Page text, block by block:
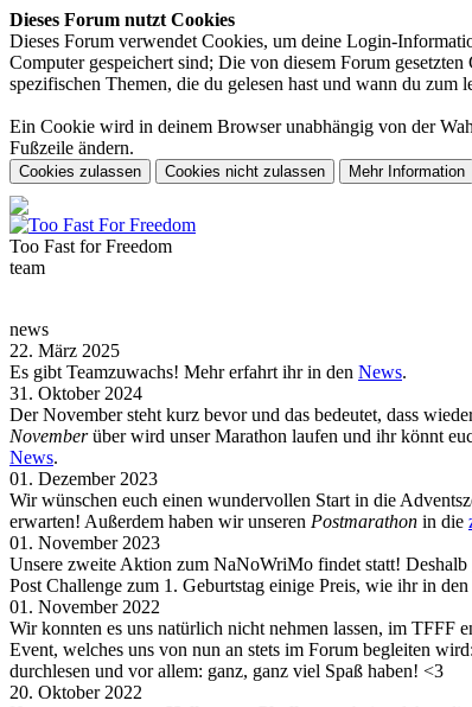
Dieses Forum nutzt Cookies
Dieses Forum verwendet Cookies, um deine Login-
Computer gespeichert sind; Die von diesem Forum
spezifischen Themen, die du gelesen hast und wann du zum
Ein Cookie wird in deinem Browser unabhängig von der
Fußzeile ändern.
Too Fast forFreedom
team
news
22. März 2025
Es gibt Teamzuwachs! Mehr erfahrt ihr in den News.
31. Oktober 2024
Der November steht kurz bevor und das bedeutet, dass
Novemberüber wird unser Marathon laufen und ihr könnt
News.
01. Dezember 2023
Wir wünschen euch einen wundervollen Start in die
erwarten! Außerdem haben wir unseren Postmarathon in die
01. November 2023
Unsere zweite Aktion zum NaNoWriMo findet statt! Deshalb
Post Challenge zum 1. Geburtstag einige Preis, wie ihr in den
01. November 2022
Wir konnten es uns natürlich nicht nehmen lassen, im TFFF
Event, welches uns von nun an stets im Forum begleiten
durchlesen und vor allem: ganz, ganz viel Spaß haben! <3
20. Oktober 2022